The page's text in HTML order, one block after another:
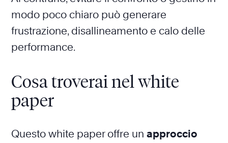
modo poco chiaro può generare
frustrazione, disallineamento e calo delle
performance.
Cosa troverai nel white
paper
Questo white paper offre un approccio